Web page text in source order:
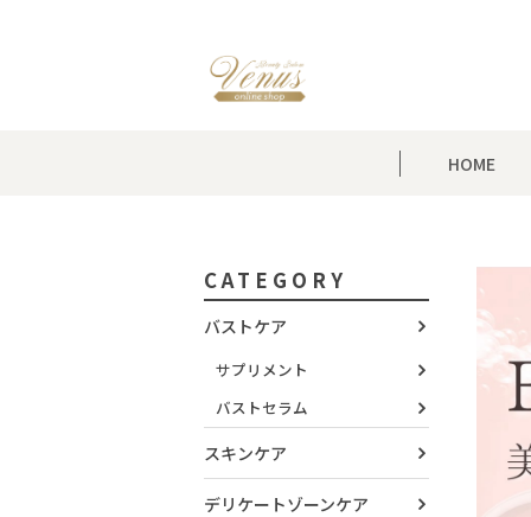
HOME
CATEGORY
バストケア
サプリメント
バストセラム
スキンケア
デリケートゾーンケア